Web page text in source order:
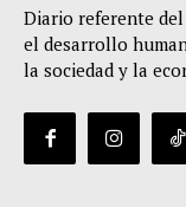
Diario referente
el desarrollo
la sociedad y la